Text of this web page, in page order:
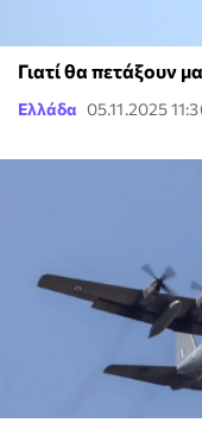
Γιατί θα πετάξουν
Ελλάδα 05.11.2025